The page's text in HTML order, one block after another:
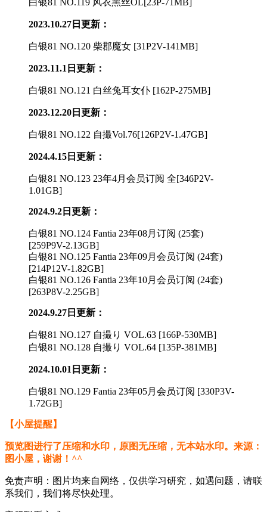
2023.10.27日更新：
白银81 NO.120 柴郡魔女 [31P2V-141MB]
2023.11.1日更新：
白银81 NO.121 白丝兔耳女仆 [162P-275MB]
2023.12.20日更新：
白银81 NO.122 自撮Vol.76[126P2V-1.47GB]
2024.4.15日更新：
白银81 NO.123 23年4月会员订阅 全[346P2V-
1.01GB]
2024.9.2日更新：
白银81 NO.124 Fantia 23年08月订阅 (25套)
[259P9V-2.13GB]
白银81 NO.125 Fantia 23年09月会员订阅 (24套)
[214P12V-1.82GB]
白银81 NO.126 Fantia 23年10月会员订阅 (24套)
[263P8V-2.25GB]
2024.9.27日更新：
白银81 NO.127 自撮り VOL.63 [166P-530MB]
白银81 NO.128 自撮り VOL.64 [135P-381MB]
2024.10.01日更新：
白银81 NO.129 Fantia 23年05月会员订阅 [330P3V-
1.72GB]
【小屋提醒】
预览图进行了压缩和水印，原图无压缩，无本站水印。来源：
图小屋，谢谢！^^
免责声明：图片均来自网络，仅供学习研究，如遇问题，请联
系我们，我们将尽快处理。